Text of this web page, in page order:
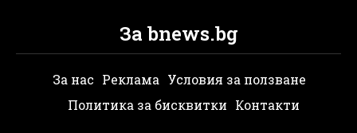
За bnews.bg
За нас Реклама Условия за ползване
Политика за бисквитки Контакти